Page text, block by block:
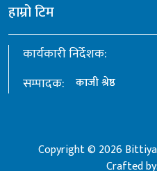
हाम्रो टिम
कार्यकारी निर्देशक:
सम्पादक:
काजी श्रेष्ठ
Copyright © 2026
Crafted by: